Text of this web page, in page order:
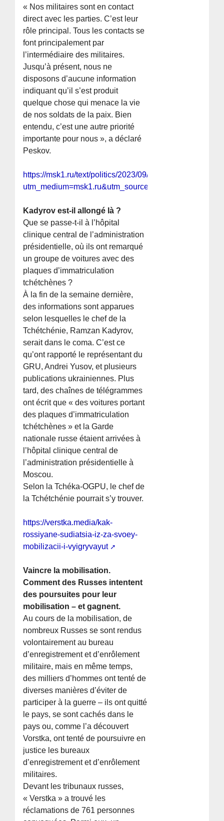
« Nos militaires sont en contact
direct avec les parties. C’est leur
rôle principal. Tous les contacts se
font principalement par
l’intermédiaire des militaires.
Jusqu’à présent, nous ne
disposons d’aucune information
indiquant qu’il s’est produit
quelque chose qui menace la vie
de nos soldats de la paix. Bien
entendu, c’est une autre priorité
importante pour nous », a déclaré
Peskov.
https://msk1.ru/text/politics/2023/09/19/72720590/?
Kadyrov est-il allongé là ?
Que se passe-t-il à l’hôpital
clinique central de l’administration
présidentielle, où ils ont remarqué
un groupe de voitures avec des
plaques d’immatriculation
tchétchènes ?
À la fin de la semaine dernière,
des informations sont apparues
selon lesquelles le chef de la
Tchétchénie, Ramzan Kadyrov,
serait dans le coma. C’est ce
qu’ont rapporté le représentant du
GRU, Andrei Yusov, et plusieurs
publications ukrainiennes. Plus
tard, des chaînes de télégrammes
ont écrit que « des voitures portant
des plaques d’immatriculation
tchétchènes » et la Garde
nationale russe étaient arrivées à
l’hôpital clinique central de
l’administration présidentielle à
Moscou.
Selon la Tchéka-OGPU, le chef de
la Tchétchénie pourrait s’y trouver.
https://verstka.media/kak-
rossiyane-sudiatsia-iz-za-svoey-
mobilizacii-i-vyigryvayut
Vaincre la mobilisation.
Comment des Russes intentent
des poursuites pour leur
mobilisation – et gagnent.
Au cours de la mobilisation, de
nombreux Russes se sont rendus
volontairement au bureau
d’enregistrement et d’enrôlement
militaire, mais en même temps,
des milliers d’hommes ont tenté de
diverses manières d’éviter de
participer à la guerre – ils ont quitté
le pays, se sont cachés dans le
pays ou, comme l’a découvert
Vorstka, ont tenté de poursuivre en
justice les bureaux
d’enregistrement et d’enrôlement
militaires.
Devant les tribunaux russes,
« Verstka » a trouvé les
réclamations de 761 personnes